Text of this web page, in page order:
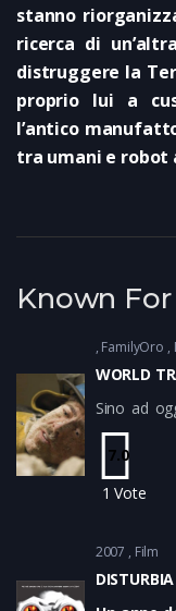
stanno
ricerca di
distruggere la
proprio lui a
l’antico
tra umani e robot
Known
FamilyOro
WORLD
Sino ad
della
flusso
hanno
7.0
1 Vote
2007 Film
DISTURBIA